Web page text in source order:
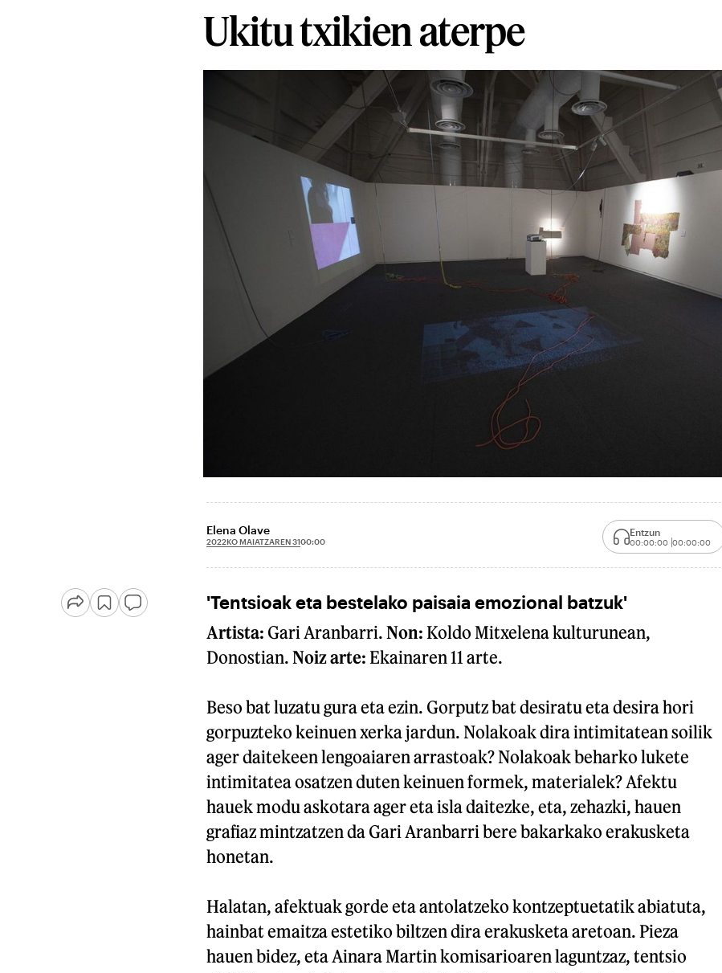
Ukitu txikien aterpe
Elena Olave
2022KO MAIATZAREN 3100:00
Entzun
00:00:00 00:00:00
'Tentsioak eta bestelako paisaia emozional batzuk'
Artista: Gari Aranbarri. Non: Koldo Mitxelena kulturunean,
Donostian. Noiz arte: Ekainaren 11 arte.
Beso bat luzatu gura eta ezin. Gorputz bat desiratu eta desira hori
gorpuzteko keinuen xerka jardun. Nolakoak dira intimitatean soilik
ager daitekeen lengoaiaren arrastoak? Nolakoak beharko lukete
intimitatea osatzen duten keinuen formek, materialek? Afektu
hauek modu askotara ager eta isla daitezke, eta, zehazki, hauen
grafiaz mintzatzen da Gari Aranbarri bere bakarkako erakusketa
honetan.
Halatan, afektuak gorde eta antolatzeko kontzeptuetatik abiatuta,
hainbat emaitza estetiko biltzen dira erakusketa aretoan. Pieza
hauen bidez, eta Ainara Martin komisarioaren laguntzaz, tentsio